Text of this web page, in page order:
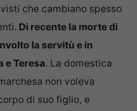
che cambiano spesso
Di recente la morte di
la servitù e in
e Teresa. La domestica
non voleva
di suo figlio, e